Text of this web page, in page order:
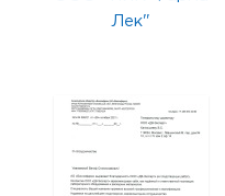
Лек"